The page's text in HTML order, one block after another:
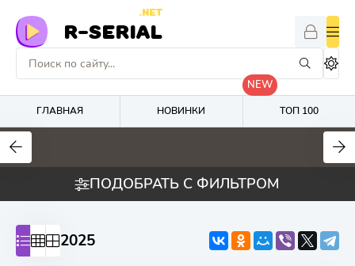
R-SERIAL
.NET
ГЛАВНАЯ НОВИНКИ
NEW
ТОП 100
4
ПОДОБРАТЬ С ФИЛЬТРОМ
2025